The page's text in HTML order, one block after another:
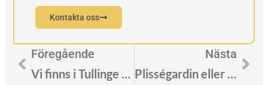
Kontakta oss
Föregående
Föregående
Vi finns i Tullinge – kostnadsfri hemkonsultation ingår!
Nästa
Plisségardin eller rullgardin – vilken passar bäst i ditt hem?